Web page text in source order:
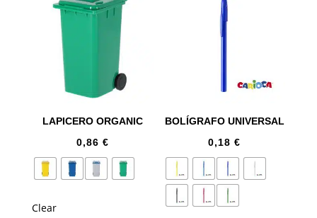
LAPICERO ORGANIC
0,86 €
Clear
BOLÍGRAFO UNIVERSAL
0,18€